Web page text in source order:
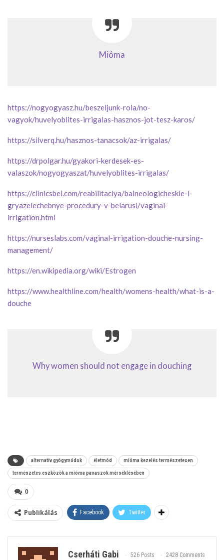
Mióma
https://nogyogyasz.hu/beszeljunk-rola/no-
vagyok/huvelyoblites-irrigalas-hasznos-jot-tesz-karos/
https://silverq.hu/hasznos-tanacsok/az-irrigalas/
https://drpolgar.hu/gyakori-kerdesek-es-
valaszok/nogyogyaszat/huvelyoblites-irrigalas/
https://clinicsbel.com/reabilitaciya/balneologicheskie-i-
gryazelechebnye-procedury-v-belarusi/vaginal-
irrigation.html
https://nurseslabs.com/vaginal-irrigation-douche-nursing-
management/
https://en.wikipedia.org/wiki/Estrogen
https://www.healthline.com/health/womens-health/what-is-a-
douche
Why women should not engage in douching
alternatív gyógymódok életmód mióma kezelés természetesen
természetes eszközök a mióma panaszok mérséklésében
0
Publikálás Facebook Twitter
Cserháti Gabi 526 Posts 2428 Comments